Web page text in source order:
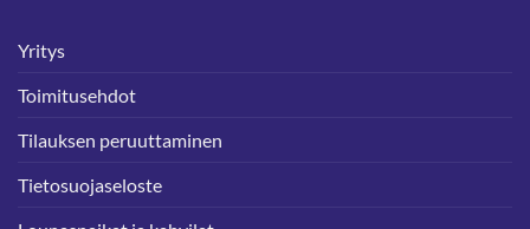
Yritys
Toimitusehdot
Tilauksen peruuttaminen
Tietosuojaseloste